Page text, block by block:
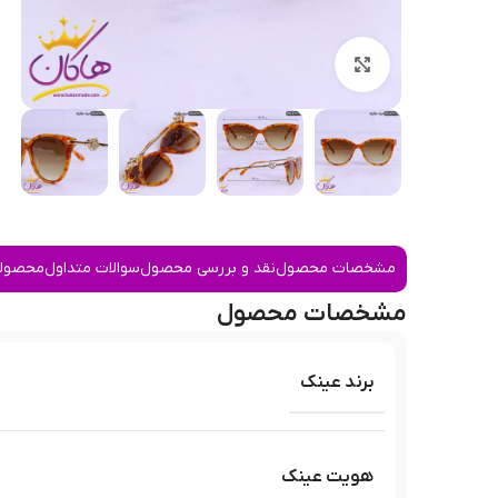
مشخصات محصولنقد و بررسی محصولسوالات متداول
مشخصات محصول
برند عینک
هویت عینک